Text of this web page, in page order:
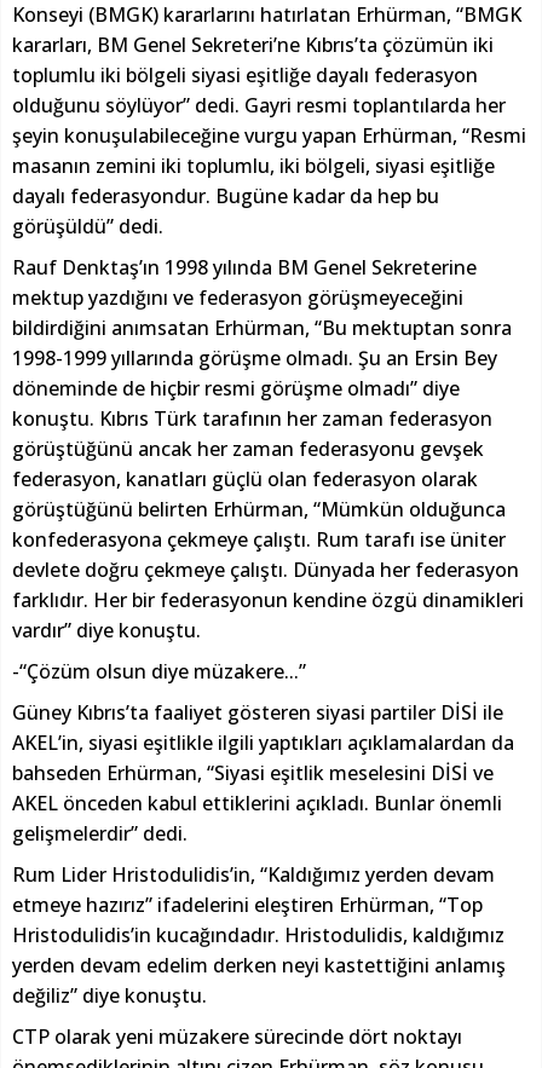
Konseyi (BMGK) kararlarını hatırlatan Erhürman, “BMGK
kararları, BM Genel Sekreteri’ne Kıbrıs’ta çözümün iki
toplumlu iki bölgeli siyasi eşitliğe dayalı federasyon
olduğunu söylüyor” dedi. Gayri resmi toplantılarda her
şeyin konuşulabileceğine vurgu yapan Erhürman, “Resmi
masanın zemini iki toplumlu, iki bölgeli, siyasi eşitliğe
dayalı federasyondur. Bugüne kadar da hep bu
görüşüldü” dedi.
Rauf Denktaş’ın 1998 yılında BM Genel Sekreterine
mektup yazdığını ve federasyon görüşmeyeceğini
bildirdiğini anımsatan Erhürman, “Bu mektuptan sonra
1998-1999 yıllarında görüşme olmadı. Şu an Ersin Bey
döneminde de hiçbir resmi görüşme olmadı” diye
konuştu. Kıbrıs Türk tarafının her zaman federasyon
görüştüğünü ancak her zaman federasyonu gevşek
federasyon, kanatları güçlü olan federasyon olarak
görüştüğünü belirten Erhürman, “Mümkün olduğunca
konfederasyona çekmeye çalıştı. Rum tarafı ise üniter
devlete doğru çekmeye çalıştı. Dünyada her federasyon
farklıdır. Her bir federasyonun kendine özgü dinamikleri
vardır” diye konuştu.
-“Çözüm olsun diye müzakere...”
Güney Kıbrıs’ta faaliyet gösteren siyasi partiler DİSİ ile
AKEL’in, siyasi eşitlikle ilgili yaptıkları açıklamalardan da
bahseden Erhürman, “Siyasi eşitlik meselesini DİSİ ve
AKEL önceden kabul ettiklerini açıkladı. Bunlar önemli
gelişmelerdir” dedi.
Rum Lider Hristodulidis’in, “Kaldığımız yerden devam
etmeye hazırız” ifadelerini eleştiren Erhürman, “Top
Hristodulidis’in kucağındadır. Hristodulidis, kaldığımız
yerden devam edelim derken neyi kastettiğini anlamış
değiliz” diye konuştu.
CTP olarak yeni müzakere sürecinde dört noktayı